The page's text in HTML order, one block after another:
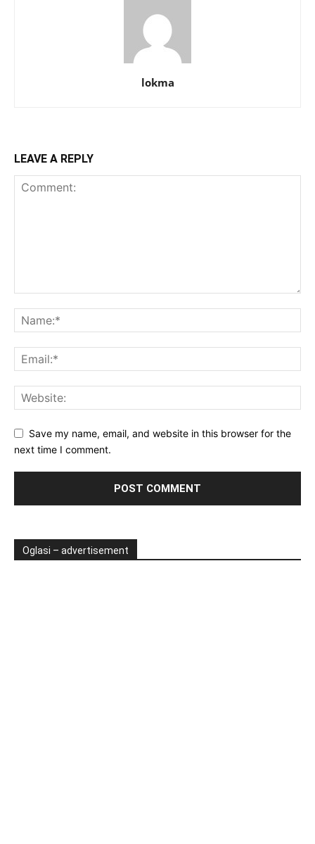
lokma
LEAVE A REPLY
Save my name, email, and website in this browser for the
next time I comment.
Oglasi – advertisement